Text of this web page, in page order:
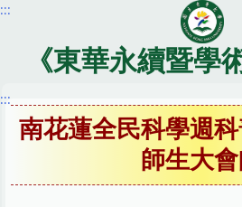
跳
內
:::
《東華永續暨學
:::
南花蓮全民科學週
師生大